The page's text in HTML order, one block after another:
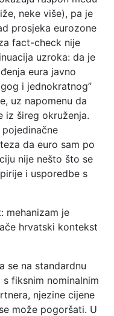
neke više), pa je
prosjeka eurozone
fact-check nije
uzroka: da je
eura javno
i jednokratnog”
uz napomenu da
iz šireg okruženja.
da euro sam po
nije nešto što se
i usporedbe s
mehanizam je
hrvatski kontekst
se na standardnu
fiksnim nominalnim
njezine cijene
može pogoršati. U